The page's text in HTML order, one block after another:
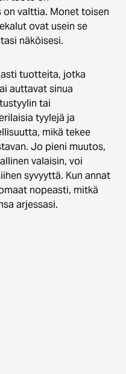
valttia. Monet toisen
ovat usein se
näköisesi.
tuotteita, jotka
auttavat sinua
tai
tyylejä ja
mikä tekee
Jo pieni muutos,
valaisin, voi
syvyyttä. Kun annat
nopeasti, mitkä
arjessasi.